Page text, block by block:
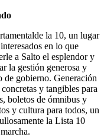
la 10, un lugar
en lo que
a Salto el esplendor y
la gestión generosa y
de gobierno. Generación
y tangibles para
boletos de ómnibus y
y cultura para todos, un
la Lista 10